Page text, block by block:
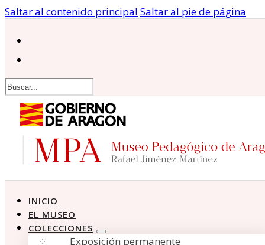
Saltar al contenido principal Saltar al pie de página
Buscar
INICIO
EL MUSEO
COLECCIONES
Exposición permanente